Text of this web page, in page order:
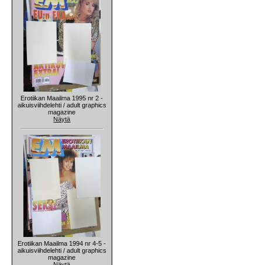
Erotiikan Maailma 1995 nr 2 -
aikuisviihdelehti / adult graphics
magazine
Näytä
Erotiikan Maailma 1994 nr 4-5 -
aikuisviihdelehti / adult graphics
magazine